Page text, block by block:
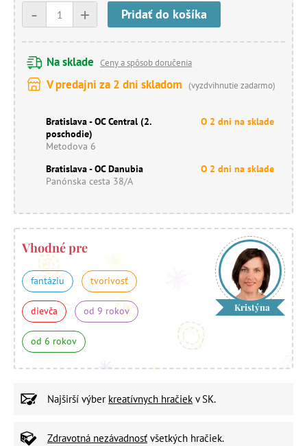
+
- Pridať do košíka
Na sklade Ceny a spôsob doručenia
V predajni za 2 dni skladom (vyzdvihnutie zadarmo)
Bratislava - OC Central (2.
poschodie)
Metodova 6
O 2 dni na sklade
Bratislava - OC Danubia
Panónska cesta 38/A
O 2 dni na sklade
Vhodné pre
fantáziu tvorivosť
dievča od 9 rokov
od 6 rokov
Kristýna
Najširší výber kreatívnych hračiek v SK.
Zdravotná nezávadnosť všetkých hračiek.